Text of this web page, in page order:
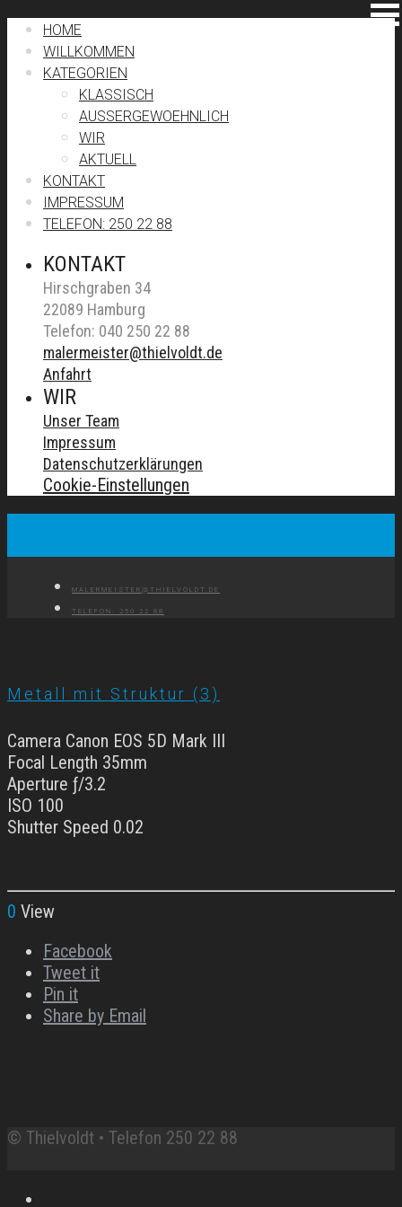
HOME
WILLKOMMEN
KATEGORIEN
KLASSISCH
AUSSERGEWOEHNLICH
WIR
AKTUELL
KONTAKT
IMPRESSUM
TELEFON: 250 22 88
KONTAKT
Hirschgraben 34
22089 Hamburg
Telefon: 040 250 22 88
malermeister@thielvoldt.de
Anfahrt
WIR
Unser Team
Impressum
Datenschutzerklärungen
Cookie-Einstellungen
MALERMEISTER@THIELVOLDT.DE
TELEFON: 250 22 88
Metall mit Struktur (3)
Camera Canon EOS 5D Mark III
Focal Length 35mm
Aperture ƒ/3.2
ISO 100
Shutter Speed 0.02
0 View
Facebook
Tweet it
Pin it
Share by Email
© Thielvoldt • Telefon 250 22 88